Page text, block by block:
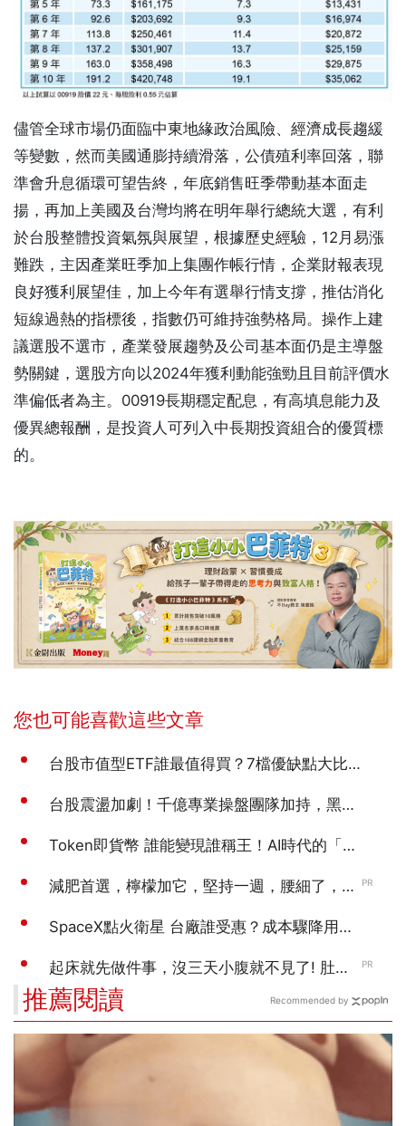
儘管全球市場仍面臨中東地緣政治風險、經濟成長趨緩
等變數，然而美國通膨持續滑落，公債殖利率回落，聯
準會升息循環可望告終，年底銷售旺季帶動基本面走
揚，再加上美國及台灣均將在明年舉行總統大選，有利
於台股整體投資氣氛與展望，根據歷史經驗，12月易漲
難跌，主因產業旺季加上集團作帳行情，企業財報表現
良好獲利展望佳，加上今年有選舉行情支撐，推估消化
短線過熱的指標後，指數仍可維持強勢格局。操作上建
議選股不選市，產業發展趨勢及公司基本面仍是主導盤
勢關鍵，選股方向以2024年獲利動能強勁且目前評價水
準偏低者為主。00919長期穩定配息，有高填息能力及
優異總報酬，是投資人可列入中長期投資組合的優質標
的。
推薦閱讀 Recommended by